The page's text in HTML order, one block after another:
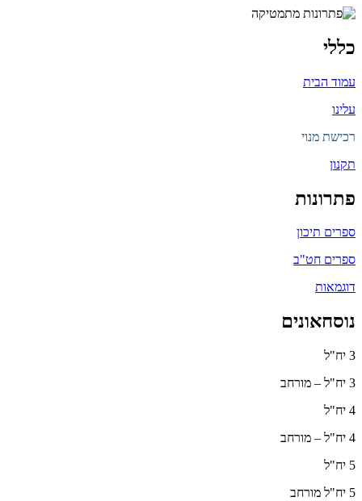
כללי
עמוד הבית
עלינו
רכישת מנוי
תקנון
פתרונות
ספרים תיכון
ספרים חט"ב
דוגמאות
נוסחאונים
3 יח"ל
3 יח"ל – מורחב
4 יח"ל
4 יח"ל – מורחב
5 יח"ל
5 יח"ל מורחב